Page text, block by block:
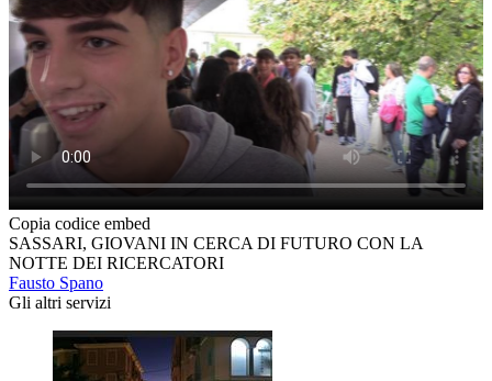
Copia codice embed
SASSARI, GIOVANI IN CERCA DI FUTURO CON LA
NOTTE DEI RICERCATORI
Fausto Spano
Gli altri servizi